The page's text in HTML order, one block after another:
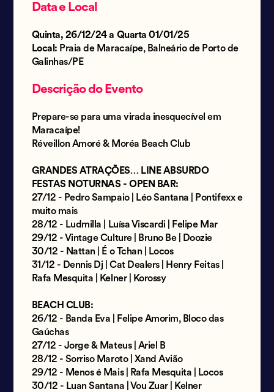
Data e Local
Quinta, 26/12/24 a Quarta 01/01/25
Local: Praia de Maracaípe, Balneário de Porto de
Galinhas/PE
Descrição do Evento
Prepare-se para uma virada inesquecível em
Maracaípe!
Réveillon Amoré & Moréa Beach Club
GRANDES ATRAÇÕES… LINE ABSURDO
FESTAS NOTURNAS - OPEN BAR:
27/12 - Pedro Sampaio | Léo Santana | Pontifexx e
muito mais
28/12 - Ludmilla | Luísa Viscardi | Felipe Mar
29/12 - Vintage Culture | Bruno Be | Doozie
30/12 - Nattan | É o Tchan | Locos
31/12 - Dennis Dj | Cat Dealers | Henry Feitas |
Rafa Mesquita | Kelner | Korossy
BEACH CLUB:
26/12 - Banda Eva | Felipe Amorim, Bloco das
Gaúchas
27/12 - Jorge & Mateus | Ariel B
28/12 - Sorriso Maroto | Xand Avião
29/12 - Menos é Mais | Rafa Mesquita | Locos
30/12 - Luan Santana | Vou Zuar | Kelner